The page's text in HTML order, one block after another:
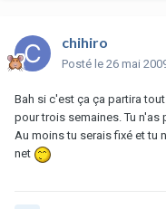
chihiro
Posté le 26 mai
Bah si c'est ça ça partira
pour trois semaines. Tu n'as
Au moins tu serais fixé et tu
net